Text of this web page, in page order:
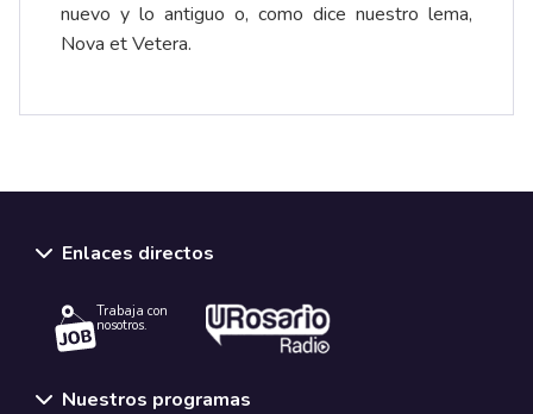
nuevo y lo antiguo o, como dice nuestro lema,
Nova et Vetera.
Enlaces directos
Trabaja con
nosotros.
Nuestros programas